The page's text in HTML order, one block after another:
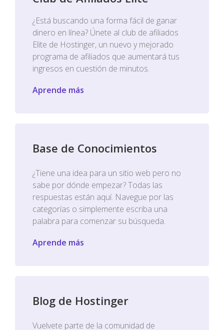
¿Está buscando una forma fácil de ganar
dinero en línea? Únete al club de afiliados
Elite de Hostinger, un nuevo y mejorado
programa de afiliados que aumentará tus
ingresos en cuestión de minutos.
Aprende más
Base de Conocimientos
¿Tiene una idea para un sitio web pero no
sabe por dónde empezar? Todas las
respuestas están aquí. Navegue por las
categorías o simplemente escriba una
palabra para comenzar su búsqueda.
Aprende más
Blog de Hostinger
Vuelvete parte de la comunidad de